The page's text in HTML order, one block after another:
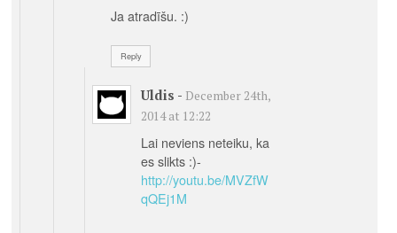
Ja atradīšu. :)
Reply
Uldis - December 24th,
2014 at 12:22
Lai neviens neteiku, ka
es slikts :)-
http://youtu.be/MVZfW
qQEj1M